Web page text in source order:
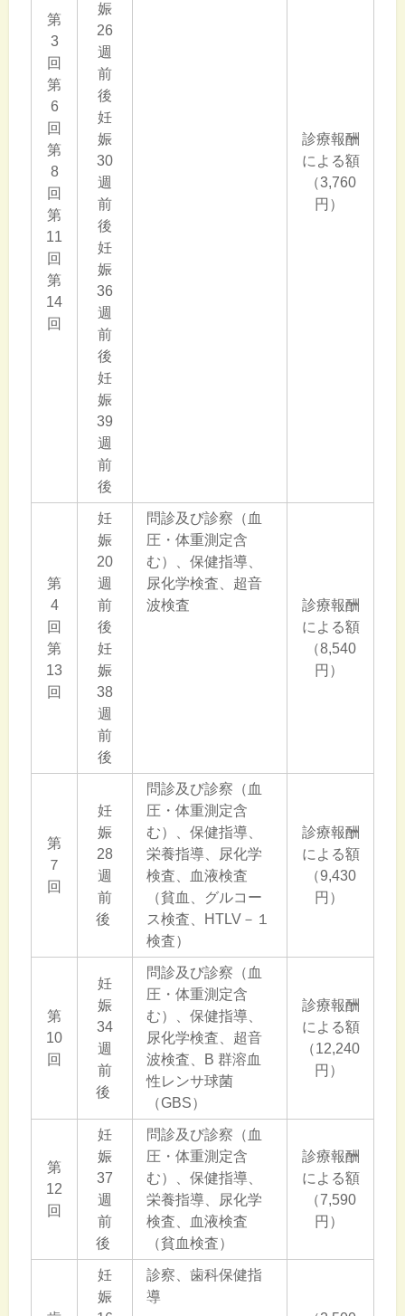
第
3
回
第
6
回
第
8
回
第
11
回
第
14
回
娠
26
週
前
後
妊
娠
30
週
前
後
妊
娠
36
週
前
後
妊
娠
39
週
前
後
診療報酬
による額
（3,760
円）
第
4
回
第
13
回
妊
娠
20
週
前
後
妊
娠
38
週
前
後
問診及び診察（血
圧・体重測定含
む）、保健指導、
尿化学検査、超音
波検査
診療報酬
による額
（8,540
円）
第
７
回
妊
娠
28
週
前
後
問診及び診察（血
圧・体重測定含
む）、保健指導、
栄養指導、尿化学
検査、血液検査
（貧血、グルコー
ス検査、HTLV－１
検査）
診療報酬
による額
（9,430
円）
第
10
回
妊
娠
34
週
前
後
問診及び診察（血
圧・体重測定含
む）、保健指導、
尿化学検査、超音
波検査、B 群溶血
性レンサ球菌
（GBS）
診療報酬
による額
（12,240
円）
第
12
回
妊
娠
37
週
前
後
問診及び診察（血
圧・体重測定含
む）、保健指導、
栄養指導、尿化学
検査、血液検査
（貧血検査）
診療報酬
による額
（7,590
円）
妊
娠
診察、歯科保健指
導